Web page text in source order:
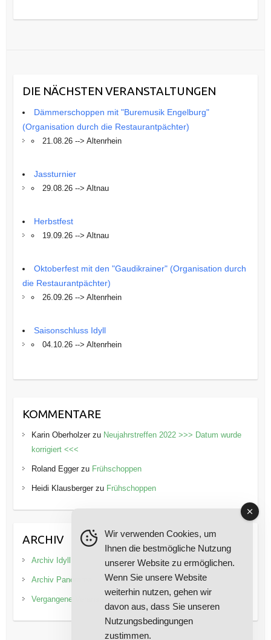
DIE NÄCHSTEN VERANSTALTUNGEN
Dämmerschoppen mit "Buremusik Engelburg"
(Organisation durch die Restaurantpächter)
21.08.26 --> Altenrhein
Jassturnier
29.08.26 --> Altnau
Herbstfest
19.09.26 --> Altnau
Oktoberfest mit den "Gaudikrainer" (Organisation durch
die Restaurantpächter)
26.09.26 --> Altenrhein
Saisonschluss Idyll
04.10.26 --> Altenrhein
KOMMENTARE
Karin Oberholzerzu Neujahrstreffen 2022 >>> Datum wurde
korrigiert <<<
Roland Eggerzu Frühschoppen
Heidi Klausbergerzu Frühschoppen
ARCHIV
Archiv Idyll
Archiv Panorama
Vergangene Veranstaltungen
Wir verwenden Cookies, um
Ihnen die bestmögliche Nutzung
unserer Website zu ermöglichen.
Wenn Sie unsere Website
weiterhin nutzen, gehen wir
davon aus, dass Sie unseren
Nutzungsbedingungen
zustimmen.